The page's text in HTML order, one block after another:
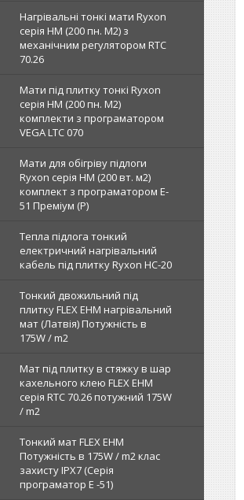
Нагрівальні тонкі мати Ryxon
серія НМ (200 пн. М2) з
механічним регулятором RTC
70.26
Мати під плитку тонкі Ryxon
серія НМ (200 пн. М2)
комплекти з програматором
VEGA LTC 070
Мати для обігріву підлоги
Ryxon серія НМ (200 вт. м2)
комплект з програматором E-
51 Преміум (Р)
Тепла підлога тонкий
електричний нагрівальний
кабель під плитку Ryxon HC-20
Тонкий двожильний під
плитку FLEX EHM нагрівальний
мат (Латвія) Потужність в
175W / m2
Мат під плитку в стяжку в шар
кахельного клею FLEX EHM
серія RTC 70.26 потужний 175W
/ m2
Тонкий мат FLEX EHM
Потужність в 175W / m2 клас
захисту IPX7 (Серія
програматор Е -51)